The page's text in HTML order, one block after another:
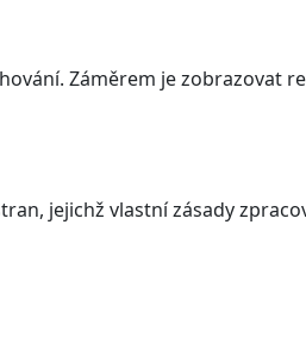
Záměrem je
jejichž vlastní zásady